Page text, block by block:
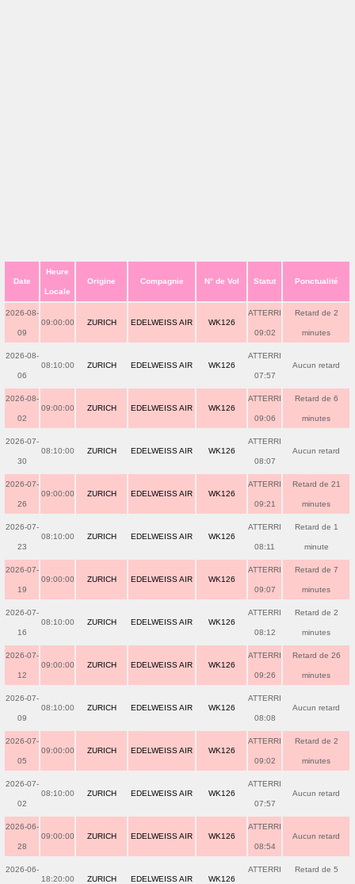
Date
Heure
Locale
Origine Compagnie N° de Vol Statut Ponctualité
2026-08-
09
09:00:00 ZURICH EDELWEISS AIR WK126
ATTERRI
09:02
Retard de 2
minutes
2026-08-
06
08:10:00 ZURICH EDELWEISS AIR WK126
ATTERRI
07:57
Aucun retard
2026-08-
02
09:00:00 ZURICH EDELWEISS AIR WK126
ATTERRI
09:06
Retard de 6
minutes
2026-07-
30
08:10:00 ZURICH EDELWEISS AIR WK126
ATTERRI
08:07
Aucun retard
2026-07-
26
09:00:00 ZURICH EDELWEISS AIR WK126
ATTERRI
09:21
Retard de 21
minutes
2026-07-
23
08:10:00 ZURICH EDELWEISS AIR WK126
ATTERRI
08:11
Retard de 1
minute
2026-07-
19
09:00:00 ZURICH EDELWEISS AIR WK126
ATTERRI
09:07
Retard de 7
minutes
2026-07-
16
08:10:00 ZURICH EDELWEISS AIR WK126
ATTERRI
08:12
Retard de 2
minutes
2026-07-
12
09:00:00 ZURICH EDELWEISS AIR WK126
ATTERRI
09:26
Retard de 26
minutes
2026-07-
09
08:10:00 ZURICH EDELWEISS AIR WK126
ATTERRI
08:08
Aucun retard
2026-07-
05
09:00:00 ZURICH EDELWEISS AIR WK126
ATTERRI
09:02
Retard de 2
minutes
2026-07-
02
08:10:00 ZURICH EDELWEISS AIR WK126
ATTERRI
07:57
Aucun retard
2026-06-
28
09:00:00 ZURICH EDELWEISS AIR WK126
ATTERRI
08:54
Aucun retard
2026-06-
18:20:00 ZURICH EDELWEISS AIR WK126
ATTERRI Retard de 5